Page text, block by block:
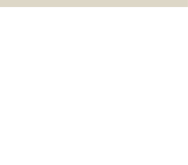
d'achats